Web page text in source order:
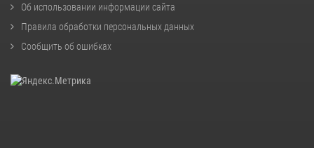
Об использовании информации сайта
Правила обработки персональных данных
Сообщить об ошибках